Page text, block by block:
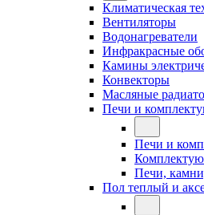
Климатическая
Вентиляторы
Водонагреватели
Инфракрасные
Камины
Конвекторы
Масляные
Печи и
Печи и
Печи,
Пол теплый и